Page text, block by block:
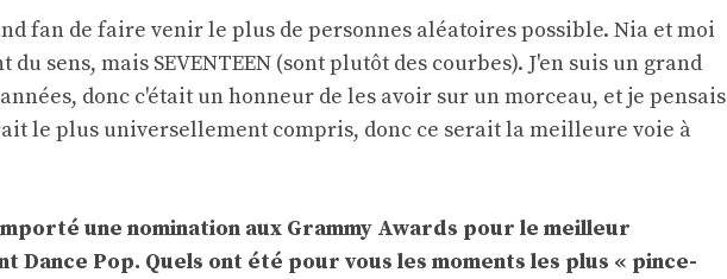
fan de faire venir le plus de personnes aléatoires possible. Nia et moi
du sens, mais SEVENTEEN (sont plutôt des courbes). J'en suis un grand
donc c'était un honneur de les avoir sur un morceau, et je pensais
le plus universellement compris, donc ce serait la meilleure voie à
une nomination aux Grammy Awards pour le meilleur
Dance Pop. Quels ont été pour vous les moments les plus « pince-